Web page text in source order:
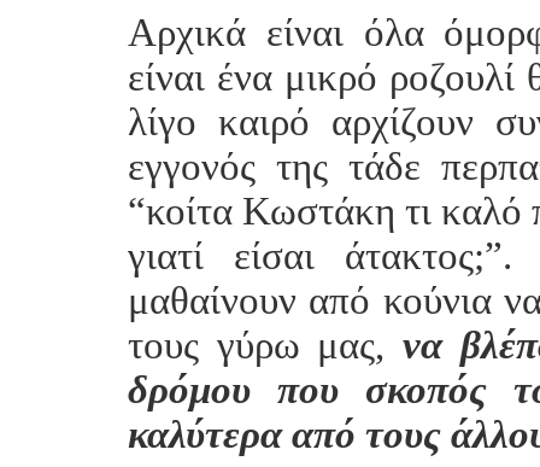
Αρχικά είναι όλα
είναι ένα μικρό
λίγο καιρό αρχίζουν
εγγονός της τάδε
“κοίτα Κωστάκη τι καλό
γιατί είσαι
μαθαίνουν από κούνια
τους γύρω μας, να
δρόμου που σκοπός
καλύτερα από τους